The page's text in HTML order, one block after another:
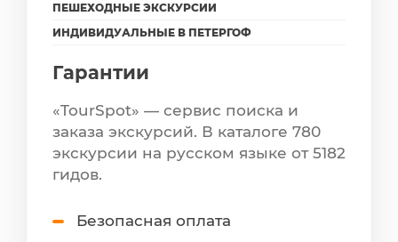
ПЕШЕХОДНЫЕ ЭКСКУРСИИ
ИНДИВИДУАЛЬНЫЕ В ПЕТЕРГОФ
Гарантии
«TourSpot» — сервис поиска и
заказа экскурсий. В каталоге 780
экскурсии на русском языке от 5182
гидов.
Безопасная оплата